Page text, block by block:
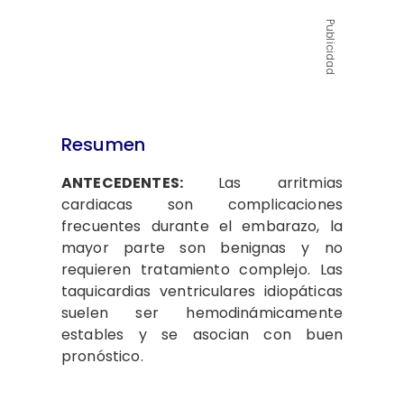
Publicidad
Resumen
ANTECEDENTES: Las arritmias
cardiacas son complicaciones
frecuentes durante el embarazo, la
mayor parte son benignas y no
requieren tratamiento complejo. Las
taquicardias ventriculares idiopáticas
suelen ser hemodinámicamente
estables y se asocian con buen
pronóstico.